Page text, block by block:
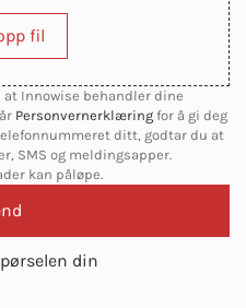
fil
Innowise behandler dine
Personvernerklæring for å gi deg
ditt, godtar du at
SMS og meldingsapper.
kan påløpe.
din